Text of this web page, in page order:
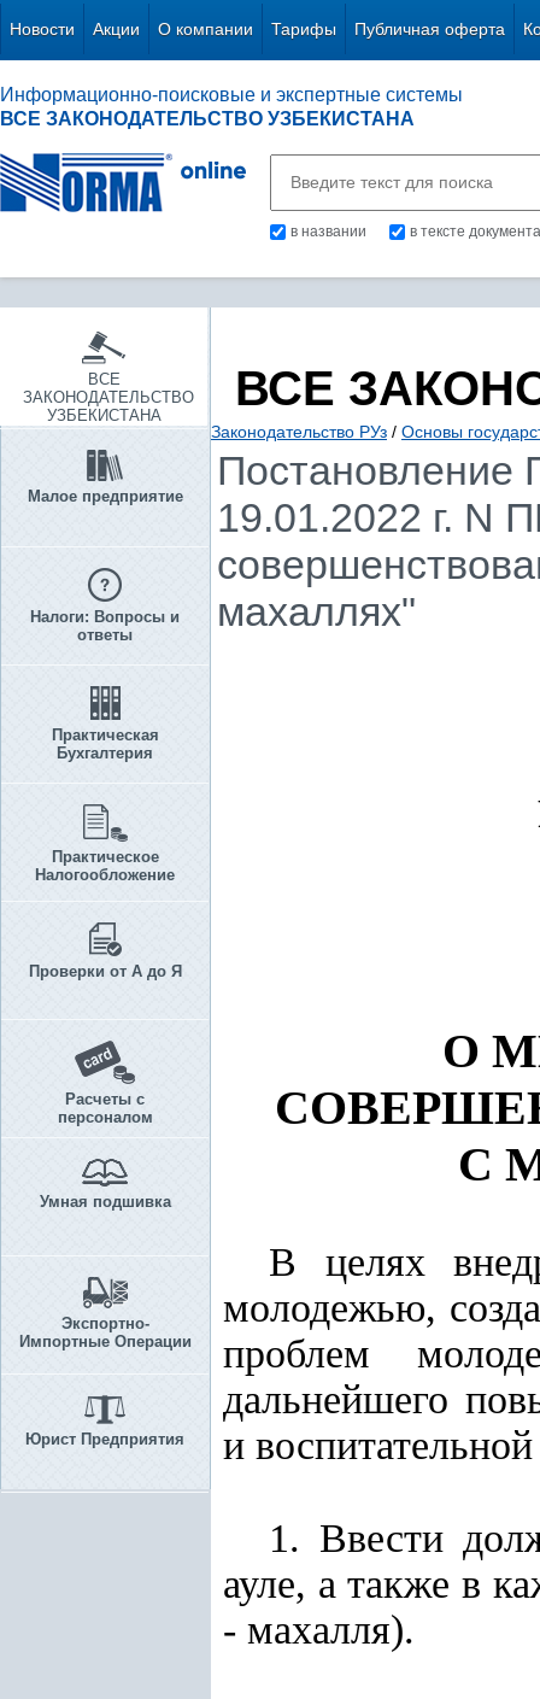
Новости Акции О компании Тарифы Публичная оферта
Информационно-поисковые и экспертные системы
ВСЕ ЗАКОНОДАТЕЛЬСТВО УЗБЕКИСТАНА
в названии в тексте документа
ВСЕ
ЗАКОНОДАТЕЛЬСТВО
УЗБЕКИСТАНА
Малое предприятие
Налоги: Вопросы и
ответы
Практическая
Бухгалтерия
Практическое
Налогообложение
Проверки от А до Я
Расчеты с
персоналом
Умная подшивка
Экспортно-
Импортные Операции
Юрист Предприятия
ВСЕ
Законодательство РУз / Основы
Постановление
19.01.2022 г. N
махаллях"
О
С
В целях
молодежью,
проблем
дальнейшего
и
1. Ввести
ауле, а также в
- махалля).